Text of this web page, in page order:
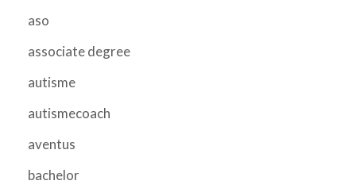
aso
associate degree
autisme
autismecoach
aventus
bachelor